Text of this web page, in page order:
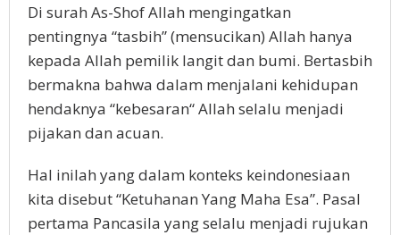
Di surah As-Shof Allah mengingatkan
pentingnya “tasbih” (mensucikan) Allah hanya
kepada Allah pemilik langit dan bumi. Bertasbih
bermakna bahwa dalam menjalani kehidupan
hendaknya “kebesaran“ Allah selalu menjadi
pijakan dan acuan.
Hal inilah yang dalam konteks keindonesiaan
kita disebut “Ketuhanan Yang Maha Esa”. Pasal
pertama Pancasila yang selalu menjadi rujukan